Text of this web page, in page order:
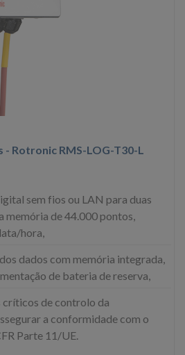
Rotronic RMS-LOG-T30-L
sem fios ou LAN para duas
memória de 44.000 pontos,
hora,
dados com memória integrada,
de bateria de reserva,
de controlo da
a conformidade com o
Parte 11/UE.